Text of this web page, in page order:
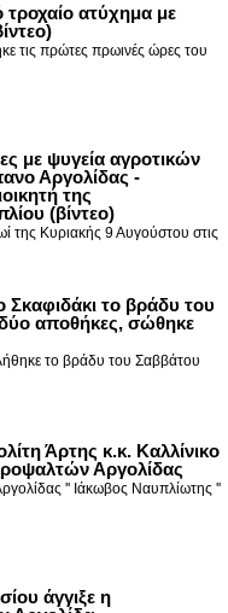
τροχαίο ατύχημα με
τις πρώτες πρωινές ώρες του
με ψυγεία αγροτικών
Αργολίδας -
της
(βίντεο)
της Κυριακής 9 Αυγούστου στις
το βράδυ του
αποθήκες, σώθηκε
το βράδυ του Σαββάτου
Άρτης κ.κ. Καλλίνικο
Αργολίδας
'' Ιάκωβος Ναυπλίωτης ''
άγγιξε η